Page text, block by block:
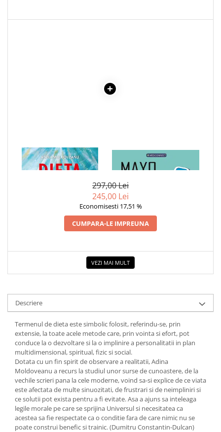
1 x DIETA MINTII
1 x MAYO CLINIC. CARTEA
ESENTIALA DESPRE DIABETUL
297,00 Lei
245,00 Lei
Economisesti 17,51 %
CUMPARA-LE IMPREUNA
VEZI MAI MULT
Descriere
Termenul de dieta este simbolic folosit, referindu-se, prin
extensie, la toate acele metode care, prin vointa si efort, pot
conduce la o dezvoltare si la o implinire a personalitatii in plan
multidimensional, spiritual, fizic si social.
Dotata cu un fin spirit de observare a realitatii, Adina
Moldoveanu a recurs la studiul unor surse de cunoastere, de la
vechile scrieri pana la cele moderne, voind sa-si explice de ce viata
este afectata de multe sinuozitati, de frustrari si de neimpliniri si
ce solutii pot exista pentru a fi evitate. Asa a ajuns sa inteleaga
legile morale pe care se sprijina Universul si necesitatea ca
acestea sa fie respectate ca o conditie fara de care nimic nu se
poate construi benefic si trainic. (Dumitru Constantin-Dulcan)